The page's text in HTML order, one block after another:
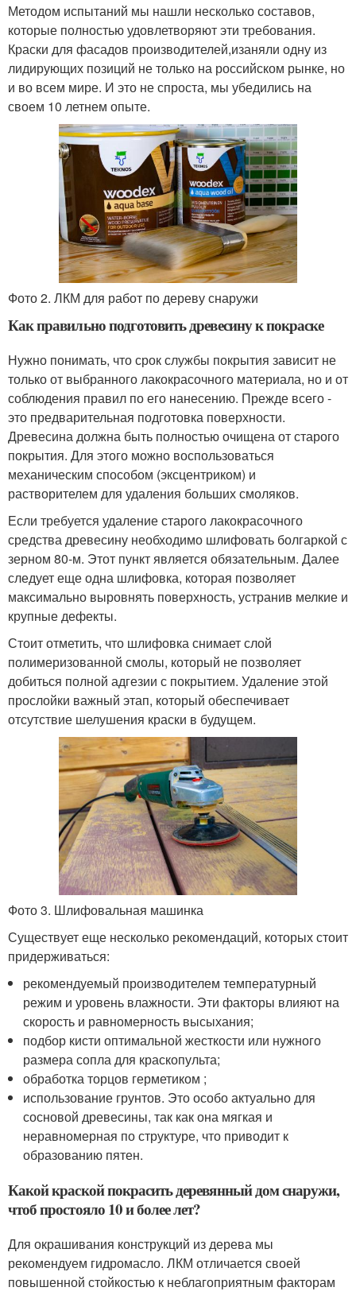
Методом испытаний мы нашли несколько составов,
которые полностью удовлетворяют эти требования.
Краски для фасадов производителей,изаняли одну из
лидирующих позиций не только на российском рынке, но
и во всем мире. И это не спроста, мы убедились на
своем 10 летнем опыте.
Фото 2. ЛКМ для работ по дереву снаружи
Как правильно подготовить древесину к покраске
Нужно понимать, что срок службы покрытия зависит не
только от выбранного лакокрасочного материала, но и от
соблюдения правил по его нанесению. Прежде всего -
это предварительная подготовка поверхности.
Древесина должна быть полностью очищена от старого
покрытия. Для этого можно воспользоваться
механическим способом (эксцентриком) и
растворителем для удаления больших смоляков.
Если требуется удаление старого лакокрасочного
средства древесину необходимо шлифовать болгаркой с
зерном 80-м. Этот пункт является обязательным. Далее
следует еще одна шлифовка, которая позволяет
максимально выровнять поверхность, устранив мелкие и
крупные дефекты.
Стоит отметить, что шлифовка снимает слой
полимеризованной смолы, который не позволяет
добиться полной адгезии с покрытием. Удаление этой
прослойки важный этап, который обеспечивает
отсутствие шелушения краски в будущем.
Фото 3. Шлифовальная машинка
Существует еще несколько рекомендаций, которых стоит
придерживаться:
рекомендуемый производителем температурный
режим и уровень влажности. Эти факторы влияют на
скорость и равномерность высыхания;
подбор кисти оптимальной жесткости или нужного
размера сопла для краскопульта;
обработка торцов герметиком ;
использование грунтов. Это особо актуально для
сосновой древесины, так как она мягкая и
неравномерная по структуре, что приводит к
образованию пятен.
Какой краской покрасить деревянный дом снаружи,
чтоб простояло 10 и более лет?
Для окрашивания конструкций из дерева мы
рекомендуем гидромасло. ЛКМ отличается своей
повышенной стойкостью к неблагоприятным факторам